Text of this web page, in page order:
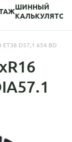
ШИННЫЙ
КАЛЬКУЛЯТОР
ET38 D57,1 654 BD